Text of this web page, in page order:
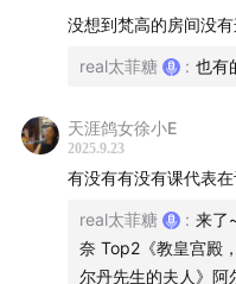
没想到梵高的房间没
real太菲糖 : 也有
天涯鸽女徐小E
2025.9.23
有没有有没有课代表
real太菲糖 : 来了
奈 Top2《教皇宫殿
尔丹先生的夫人》阿